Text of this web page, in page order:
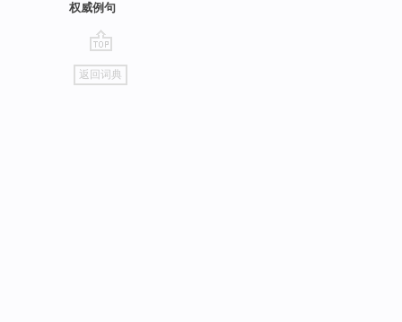
权威例句
go
top
返回词典